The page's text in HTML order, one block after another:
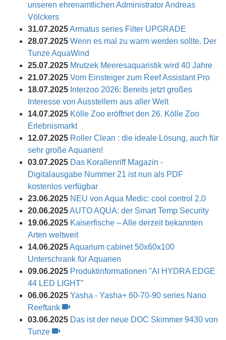
unseren ehrenamtlichen Administrator Andreas
Völckers
31.07.2025Armatus series Filter UPGRADE
28.07.2025 Wenn es mal zu warm werden sollte. Der
Tunze AquaWind
25.07.2025 Mrutzek Meeresaquaristik wird 40 Jahre
21.07.2025 Vom Einsteiger zum Reef Assistant Pro
18.07.2025 Interzoo 2026: Bereits jetzt großes
Interesse von Ausstellern aus aller Welt
14.07.2025 Kölle Zoo eröffnet den 26. Kölle Zoo
Erlebnismarkt
12.07.2025 Roller Clean : die ideale Lösung, auch für
sehr große Aquarien!
03.07.2025 Das Korallenriff Magazin -
Digitalausgabe Nummer 21 ist nun als PDF
kostenlos verfügbar
23.06.2025 NEU von Aqua Medic: cool control 2.0
20.06.2025AUTO AQUA: der Smart Temp Security
19.06.2025 Kaiserfische – Alle derzeit bekannten
Arten weltweit
14.06.2025Aquarium cabinet 50x60x100
Unterschrank für Aquarien
09.06.2025 Produktinformationen "AI HYDRA EDGE
44 LED LIGHT"
06.06.2025 Yasha - Yasha+ 60-70-90 series Nano
Reeftank
03.06.2025 Das ist der neue DOC Skimmer 9430 von
Tunze